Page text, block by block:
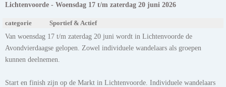
Lichtenvoorde - Woensdag 17 t/m zaterdag 20 juni 2026
categorie Sportief & Actief
Van woensdag 17 t/m zaterdag 20 juni wordt in Lichtenvoorde de
Avondvierdaagse gelopen. Zowel individuele wandelaars als groepen
kunnen deelnemen.
Start en finish zijn op de Markt in Lichtenvoorde. Individuele wandelaars